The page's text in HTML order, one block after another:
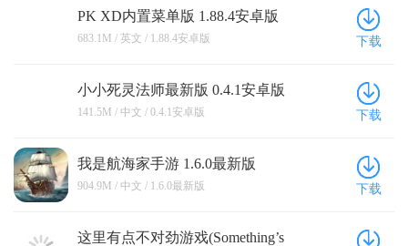
PK XD内置菜单版 1.88.4安卓版
683.1M / 英文 / 1.88.4安卓版 下载
小小死灵法师最新版 0.4.1安卓版
141.5M / 中文 / 0.4.1安卓版 下载
我是航海家手游 1.6.0最新版
904.9M / 中文 / 1.6.0最新版 下载
这里有点不对劲游戏(Something’s